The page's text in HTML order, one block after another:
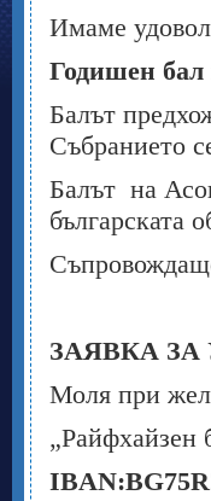
Имаме
Годишен бал
Балът
Събранието
Балът на
българската
ЗАЯВКА
Моля при
„Райфхайзен
IBAN:BG75